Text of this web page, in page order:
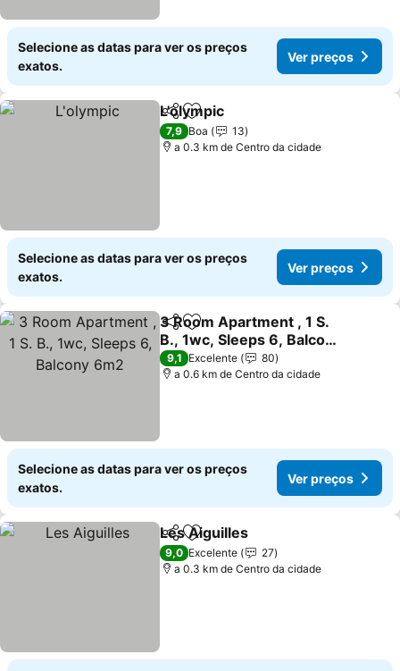
Selecione as datas para ver os preços
exatos.
Ver preços
PartilharAdicionar aos favoritos
L'olympic
7,9 Boa
13
a 0.3 km de Centro da cidade
Selecione as datas para ver os preços
exatos.
Ver preços
PartilharAdicionar aos favoritos
3 Room Apartment , 1 S.
B., 1wc, Sleeps 6, Balcony
6m2
9,1 Excelente
80
a 0.6 km de Centro da cidade
Selecione as datas para ver os preços
exatos.
Ver preços
PartilharAdicionar aos favoritos
Les Aiguilles
9,0 Excelente
27
a 0.3 km de Centro da cidade